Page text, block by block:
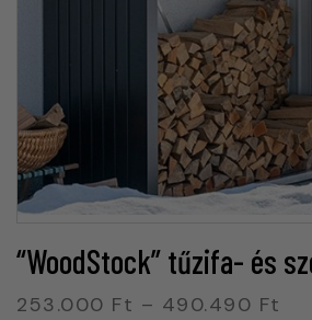
“WoodStock” tűzifa- és
253.000 Ft – 490.490 Ft